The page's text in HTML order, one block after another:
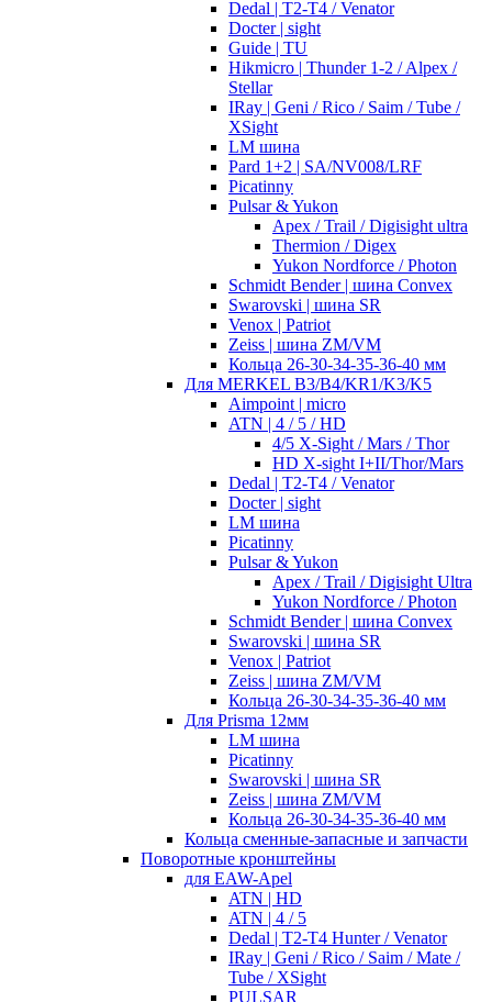
Dedal | T2-T4 / Venator
Docter | sight
Guide | TU
Hikmicro | Thunder 1-2 / Alpex /
Stellar
IRay | Geni / Rico / Saim / Tube /
XSight
LM шина
Pard 1+2 | SA/NV008/LRF
Picatinny
Pulsar & Yukon
Apex / Trail / Digisight ultra
Thermion / Digex
Yukon Nordforce / Photon
Schmidt Bender | шина Convex
Swarovski | шина SR
Venox | Patriot
Zeiss | шина ZM/VM
Кольца 26-30-34-35-36-40 мм
Для MERKEL B3/B4/KR1/K3/K5
Aimpoint | micro
ATN | 4 / 5 / HD
4/5 X-Sight / Mars / Thor
HD X-sight I+II/Thor/Mars
Dedal | T2-T4 / Venator
Docter | sight
LM шина
Picatinny
Pulsar & Yukon
Apex / Trail / Digisight Ultra
Yukon Nordforce / Photon
Schmidt Bender | шина Convex
Swarovski | шина SR
Venox | Patriot
Zeiss | шина ZM/VM
Кольца 26-30-34-35-36-40 мм
Для Prisma 12мм
LM шина
Picatinny
Swarovski | шина SR
Zeiss | шина ZM/VM
Кольца 26-30-34-35-36-40 мм
Кольца сменные-запасные и запчасти
Поворотные кронштейны
для EAW-Apel
ATN | HD
ATN | 4 / 5
Dedal | T2-T4 Hunter / Venator
IRay | Geni / Rico / Saim / Mate /
Tube / XSight
PULSAR